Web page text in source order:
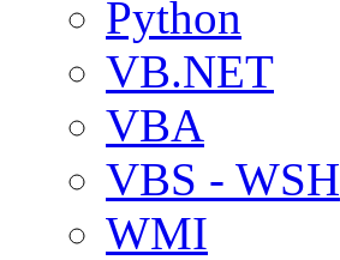
Python
VB.NET
VBA
VBS - WSH
WMI